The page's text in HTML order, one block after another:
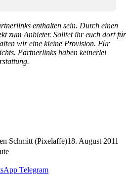
enthalten sein. Durch einen
zum Anbieter. Solltet ihr euch dort für
wir eine kleine Provision. Für
Partnerlinks haben keinerlei
Schmitt (Pixelaffe)18. August 2011
Telegram